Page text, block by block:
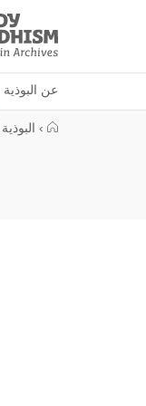
Study
Home
عن البوذية
› البوذية